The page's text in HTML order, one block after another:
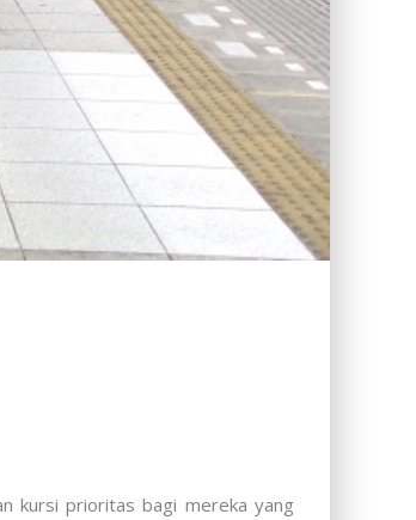
kursi prioritas bagi mereka yang